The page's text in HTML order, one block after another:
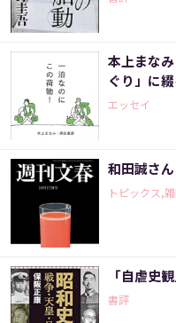
本上まな
ぐり」に
エッセイ
和田誠さ
トピックス,
「自虐史
書評